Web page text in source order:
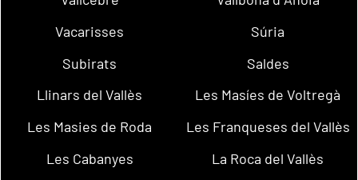
Vacarisses
Súria
Subirats
Saldes
Llinars del Vallès
Les Masíes de Voltregà
Les Masies de Roda
Les Franqueses del Vallès
Les Cabanyes
La Roca del Vallès